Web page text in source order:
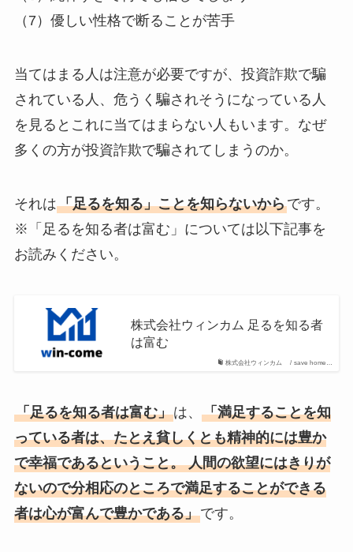
（7）優しい性格で断ることが苦手
当てはまる人は注意が必要ですが、投資詐欺で騙
されている人、危うく騙されそうになっている人
を見るとこれに当てはまらない人もいます。なぜ
多くの方が投資詐欺で騙されてしまうのか。
それは「足るを知る」ことを知らないからです。
※「足るを知る者は富む」については以下記事を
お読みください。
株式会社ウィンカム / save home…
株式会社ウィンカム 足るを知る者
は富む
「足るを知る者は富む」は、 「満足することを知
っている者は、たとえ貧しくとも精神的には豊か
で幸福であるということ。 人間の欲望にはきりが
ないので分相応のところで満足することができる
者は心が富んで豊かである」です。